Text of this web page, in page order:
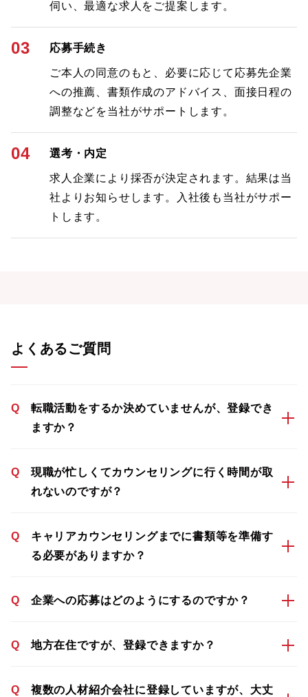
伺い、最適な求人をご提案します。
03 応募手続き
ご本人の同意のもと、必要に応じて応募先企業
への推薦、書類作成のアドバイス、面接日程の
調整などを当社がサポートします。
04 選考・内定
求人企業により採否が決定されます。結果は当
社よりお知らせします。入社後も当社がサポー
トします。
よくあるご質問
Q
転職活動をするか決めていませんが、登録でき
ますか？
Q
現職が忙しくてカウンセリングに行く時間が取
れないのですが？
Q
キャリアカウンセリングまでに書類等を準備す
る必要がありますか？
Q 企業への応募はどのようにするのですか？
Q 地方在住ですが、登録できますか？
Q
複数の人材紹介会社に登録していますが、大丈